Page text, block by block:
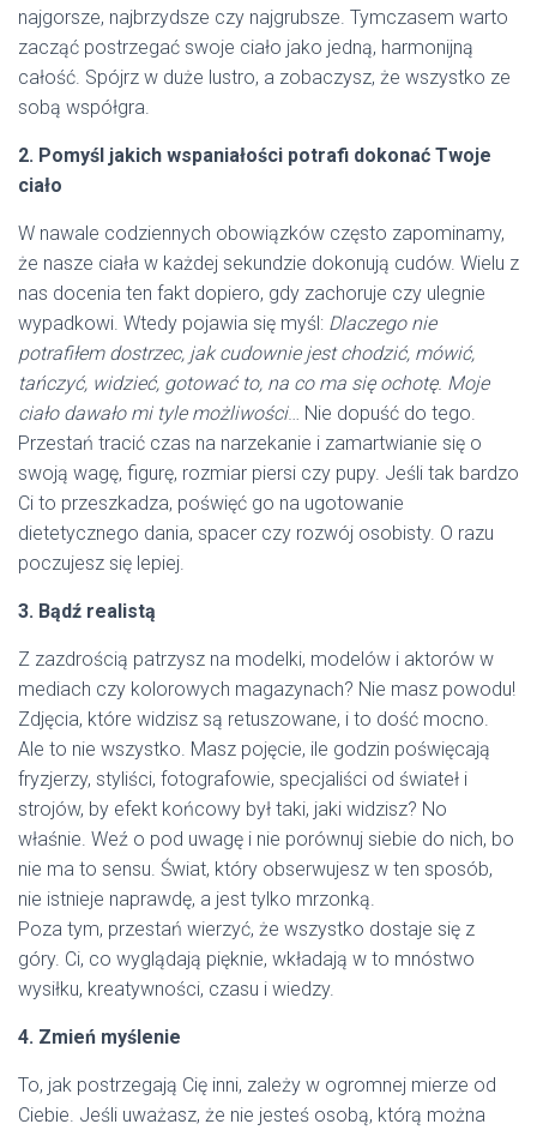
najgorsze, najbrzydsze czy najgrubsze. Tymczasem warto
zacząć postrzegać swoje ciało jako jedną, harmonijną
całość. Spójrz w duże lustro, a zobaczysz, że wszystko ze
sobą współgra.
2. Pomyśl jakich wspaniałości potrafi dokonać Twoje
ciało
W nawale codziennych obowiązków często zapominamy,
że nasze ciała w każdej sekundzie dokonują cudów. Wielu z
nas docenia ten fakt dopiero, gdy zachoruje czy ulegnie
wypadkowi. Wtedy pojawia się myśl: Dlaczego nie
potrafiłem dostrzec, jak cudownie jest chodzić, mówić,
tańczyć, widzieć, gotować to, na co ma się ochotę. Moje
ciało dawało mi tyle możliwości… Nie dopuść do tego.
Przestań tracić czas na narzekanie i zamartwianie się o
swoją wagę, figurę, rozmiar piersi czy pupy. Jeśli tak bardzo
Ci to przeszkadza, poświęć go na ugotowanie
dietetycznego dania, spacer czy rozwój osobisty. O razu
poczujesz się lepiej.
3. Bądź realistą
Z zazdrością patrzysz na modelki, modelów i aktorów w
mediach czy kolorowych magazynach? Nie masz powodu!
Zdjęcia, które widzisz są retuszowane, i to dość mocno.
Ale to nie wszystko. Masz pojęcie, ile godzin poświęcają
fryzjerzy, styliści, fotografowie, specjaliści od świateł i
strojów, by efekt końcowy był taki, jaki widzisz? No
właśnie. Weź o pod uwagę i nie porównuj siebie do nich, bo
nie ma to sensu. Świat, który obserwujesz w ten sposób,
nie istnieje naprawdę, a jest tylko mrzonką.
Poza tym, przestań wierzyć, że wszystko dostaje się z
góry. Ci, co wyglądają pięknie, wkładają w to mnóstwo
wysiłku, kreatywności, czasu i wiedzy.
4. Zmień myślenie
To, jak postrzegają Cię inni, zależy w ogromnej mierze od
Ciebie. Jeśli uważasz, że nie jesteś osobą, którą można